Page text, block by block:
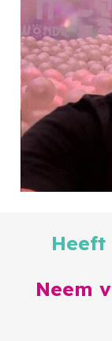
Heeft
Neem